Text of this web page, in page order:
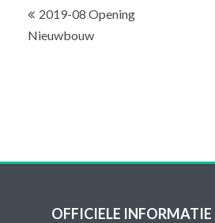
Bericht
navigatie
2019-08 Opening
Nieuwbouw
OFFICIELE INFORMATIE